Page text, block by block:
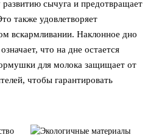
развитию сычуга и предотвращает
также удовлетворяет
вскармливании. Наклонное дно
что на дне остается
для молока защищает от
чтобы гарантировать